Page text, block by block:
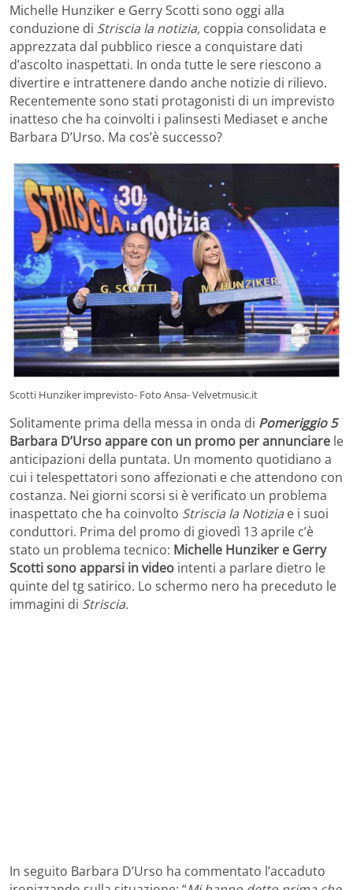
Michelle Hunziker e Gerry Scotti sono oggi alla
conduzione di Striscia la notizia, coppia consolidata e
apprezzata dal pubblico riesce a conquistare dati
d’ascolto inaspettati. In onda tutte le sere riescono a
divertire e intrattenere dando anche notizie di rilievo.
Recentemente sono stati protagonisti di un imprevisto
inatteso che ha coinvolti i palinsesti Mediaset e anche
Barbara D’Urso. Ma cos’è successo?
Scotti Hunziker imprevisto- Foto Ansa- Velvetmusic.it
Solitamente prima della messa in onda di Pomeriggio 5
Barbara D’Urso appare con un promo per annunciare le
anticipazioni della puntata. Un momento quotidiano a
cui i telespettatori sono affezionati e che attendono con
costanza. Nei giorni scorsi si è verificato un problema
inaspettato che ha coinvolto Striscia la Notizia e i suoi
conduttori. Prima del promo di giovedì 13 aprile c’è
stato un problema tecnico: Michelle Hunziker e Gerry
Scotti sono apparsi in video intenti a parlare dietro le
quinte del tg satirico. Lo schermo nero ha preceduto le
immagini di Striscia.
In seguito Barbara D’Urso ha commentato l’accaduto